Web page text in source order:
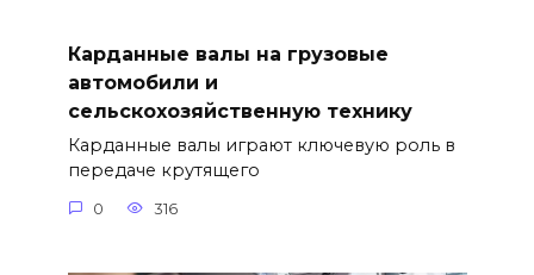
Карданные валы на грузовые
автомобили и
сельскохозяйственную технику
Карданные валы играют ключевую роль в
передаче крутящего
0 316